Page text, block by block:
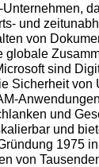
und
von
sind
Sicherheit
und
und
1975
von